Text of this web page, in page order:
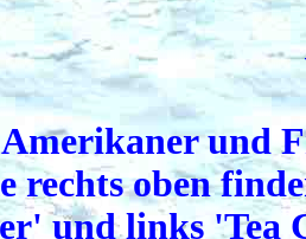
und
rechts oben
und links 'Tea